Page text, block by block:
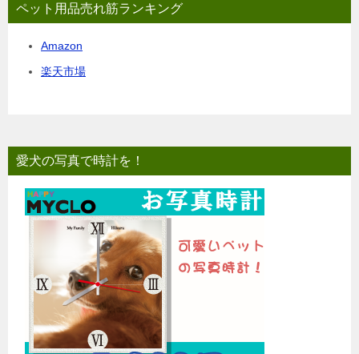
ペット用品売れ筋ランキング
Amazon
楽天市場
愛犬の写真で時計を！